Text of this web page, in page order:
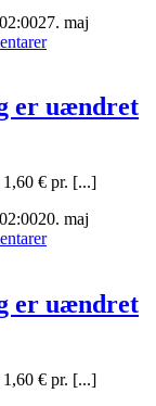
27. maj
er uændret
€ pr. [...]
20. maj
er uændret
€ pr. [...]